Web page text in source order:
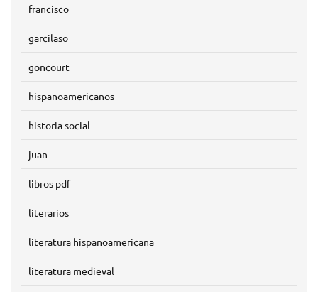
francisco
garcilaso
goncourt
hispanoamericanos
historia social
juan
libros pdf
literarios
literatura hispanoamericana
literatura medieval